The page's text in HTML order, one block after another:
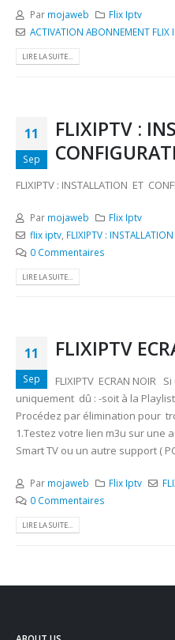
Par mojaweb
Flix Iptv
ACTIVATION ABONNEMENT FLIX
LIRE LA SUITE...
11
Sep
FLIXIPTV :
FLIXIPTV : INSTALLATION ET
Par mojaweb
Flix Iptv
flix iptv, FLIXIPTV :
0 Commentaires
LIRE LA SUITE...
11
Sep
FLIXIPTV
FLIXIPTV ECRAN NOIR
uniquement dû : -soit à la
Procédez par élimination pour
1.Testez votre lien m3u sur une
Smart TV ou un autre support (
Par mojaweb Flix Iptv
0 Commentaires
LIRE LA SUITE...